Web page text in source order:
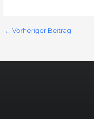
← Vorheriger Beitrag